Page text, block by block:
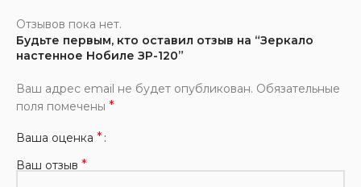
Отзывов пока нет.
Будьте первым, кто оставил отзыв на “Зеркало
настенное Нобиле ЗР-120”
Ваш адрес email не будет опубликован. Обязательные
поля помечены *
Ваша оценка *
Ваш отзыв *